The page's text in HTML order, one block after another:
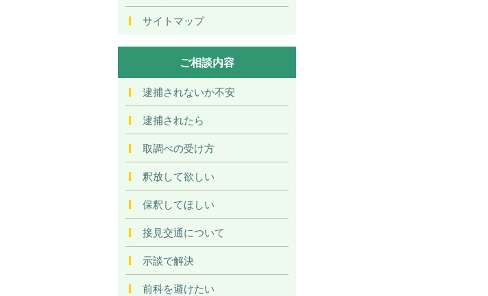
サイトマップ
ご相談内容
逮捕されないか不安
逮捕されたら
取調べの受け方
釈放して欲しい
保釈してほしい
接見交通について
示談で解決
前科を避けたい